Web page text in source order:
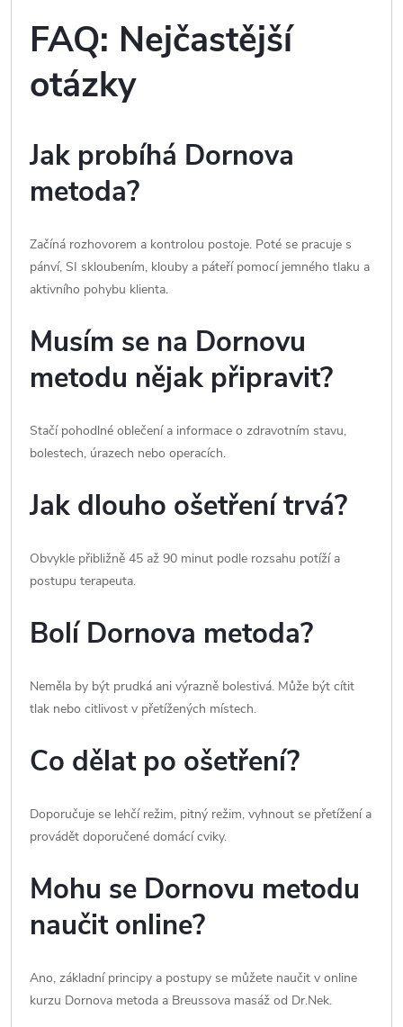
FAQ: Nejčastější
otázky
Jak probíhá Dornova
metoda?
Začíná rozhovorem a kontrolou postoje. Poté se pracuje s
pánví, SI skloubením, klouby a páteří pomocí jemného tlaku a
aktivního pohybu klienta.
Musím se na Dornovu
metodu nějak připravit?
Stačí pohodlné oblečení a informace o zdravotním stavu,
bolestech, úrazech nebo operacích.
Jak dlouho ošetření trvá?
Obvykle přibližně 45 až 90 minut podle rozsahu potíží a
postupu terapeuta.
Bolí Dornova metoda?
Neměla by být prudká ani výrazně bolestivá. Může být cítit
tlak nebo citlivost v přetížených místech.
Co dělat po ošetření?
Doporučuje se lehčí režim, pitný režim, vyhnout se přetížení a
provádět doporučené domácí cviky.
Mohu se Dornovu metodu
naučit online?
Ano, základní principy a postupy se můžete naučit v online
kurzu Dornova metoda a Breussova masáž od Dr.Nek.